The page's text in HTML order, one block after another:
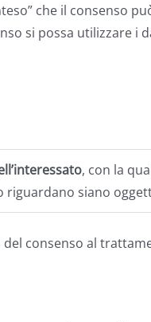
che il consenso
si possa utilizzare i
, con la
riguardano siano
consenso al